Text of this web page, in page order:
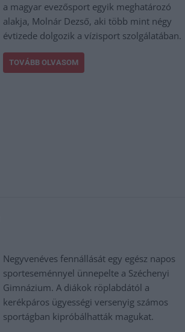
a magyar evezősport egyik meghatározó
alakja, Molnár Dezső, aki több mint négy
évtizede dolgozik a vízisport szolgálatában.
TOVÁBB OLVASOM
Negyvenéves fennállását egy egész napos
sporteseménnyel ünnepelte a Széchenyi
Gimnázium. A diákok röplabdától a
kerékpáros ügyességi versenyig számos
sportágban kipróbálhatták magukat.